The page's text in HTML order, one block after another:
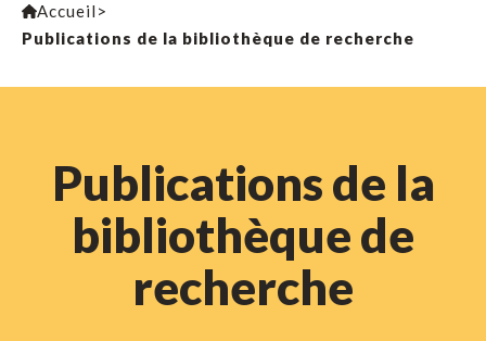
Accueil >
Publications de la bibliothèque de recherche
Publications de la
bibliothèque de
recherche